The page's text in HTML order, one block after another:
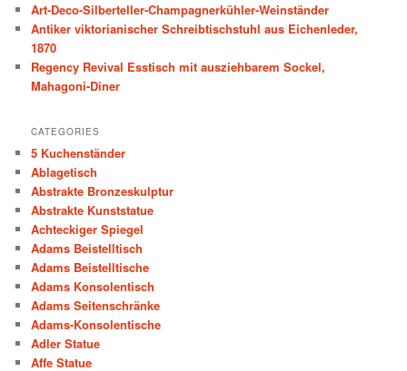
h
Art-Deco-Silberteller-Champagnerkühler-Weinständer
Antiker viktorianischer Schreibtischstuhl aus Eichenleder,
1870
Regency Revival Esstisch mit ausziehbarem Sockel,
Mahagoni-Diner
CATEGORIES
5 Kuchenständer
Ablagetisch
Abstrakte Bronzeskulptur
Abstrakte Kunststatue
Achteckiger Spiegel
Adams Beistelltisch
Adams Beistelltische
Adams Konsolentisch
Adams Seitenschränke
Adams-Konsolentische
Adler Statue
Affe Statue